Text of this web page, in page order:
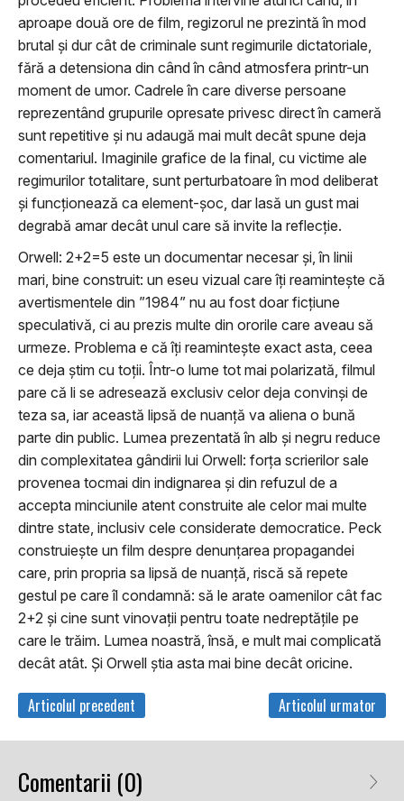
aproape două ore de film, regizorul ne prezintă în mod
brutal și dur cât de criminale sunt regimurile dictatoriale,
fără a detensiona din când în când atmosfera printr-un
moment de umor. Cadrele în care diverse persoane
reprezentând grupurile opresate privesc direct în cameră
sunt repetitive și nu adaugă mai mult decât spune deja
comentariul. Imaginile grafice de la final, cu victime ale
regimurilor totalitare, sunt perturbatoare în mod deliberat
și funcționează ca element-șoc, dar lasă un gust mai
degrabă amar decât unul care să invite la reflecție.
Orwell: 2+2=5 este un documentar necesar și, în linii
mari, bine construit: un eseu vizual care îți reamintește că
avertismentele din ”1984” nu au fost doar ficțiune
speculativă, ci au prezis multe din ororile care aveau să
urmeze. Problema e că îți reamintește exact asta, ceea
ce deja știm cu toții. Într-o lume tot mai polarizată, filmul
pare că li se adresează exclusiv celor deja convinși de
teza sa, iar această lipsă de nuanță va aliena o bună
parte din public. Lumea prezentată în alb și negru reduce
din complexitatea gândirii lui Orwell: forța scrierilor sale
provenea tocmai din indignarea și din refuzul de a
accepta minciunile atent construite ale celor mai multe
dintre state, inclusiv cele considerate democratice. Peck
construiește un film despre denunțarea propagandei
care, prin propria sa lipsă de nuanță, riscă să repete
gestul pe care îl condamnă: să le arate oamenilor cât fac
2+2 și cine sunt vinovații pentru toate nedreptățile pe
care le trăim. Lumea noastră, însă, e mult mai complicată
decât atât. Și Orwell știa asta mai bine decât oricine.
Articolul precedent Articolul urmator
Comentarii (0)